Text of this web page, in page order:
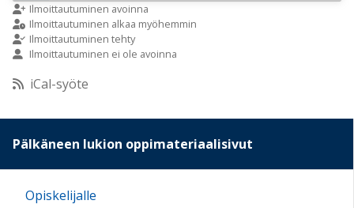
9:00
10:00
12:00
13:00
Ilmoittautuminen avoinna
Ilmoittautuminen alkaa myöhemmin
Ilmoittautuminen tehty
Ilmoittautuminen ei ole avoinna
iCal-syöte
Pälkäneen lukion oppimateriaalisivut
Opiskelijalle